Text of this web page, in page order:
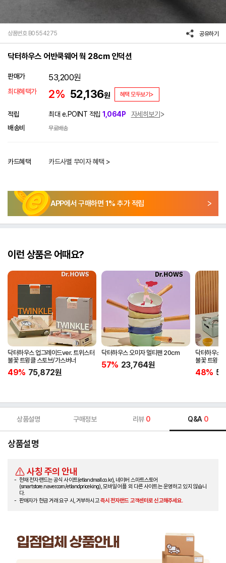
상품번호 B0554275 공유하기
닥터하우스 어반쿡웨어 웍 28cm 인덕션
판매가 53,200원
최대혜택가 2% 52,136원 혜택 모두보기>
적립 최대 e.POINT 적립 1,064P
자세히보기
배송비
무료배송
카드혜택 카드사별 무이자 혜택 >
APP에서 구매하면 1% 추가 적립
이런 상품은 어때요?
닥터하우스 업그레이드ver. 트위스터
불꽃 트윙클 스토브/가스버너
49% 75,872원
닥터하우스 오미자 멀티팬 20cm
57% 23,764원
닥터하우스
불꽃 트윙클
캠핑버너
48%
상품설명 구매정보 리뷰 0 Q&A 0
상품설명
사칭 주의 안내
현재 전자랜드는 공식 사이트(etlandmall.co.kr), 네이버 스마트스토어
(smartstore.naver.com/etlandpriceking), 모바일 어플 외 다른 사이트는 운영하고 있지 않습니
다.
판매자가 현금 거래 요구 시, 거부하시고즉시 전자랜드 고객센터로 신고해주세요.